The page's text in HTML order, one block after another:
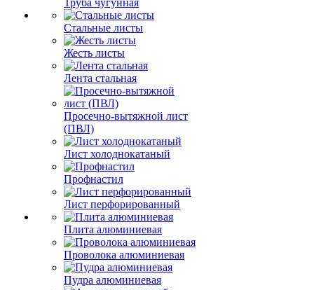
Труба чугунная
Стальные листы
Жесть листы
Лента стальная
Просечно-вытяжной лист
(ПВЛ)
Лист холоднокатаный
Профнастил
Лист перфорированный
Плита алюминиевая
Проволока алюминиевая
Пудра алюминиевая